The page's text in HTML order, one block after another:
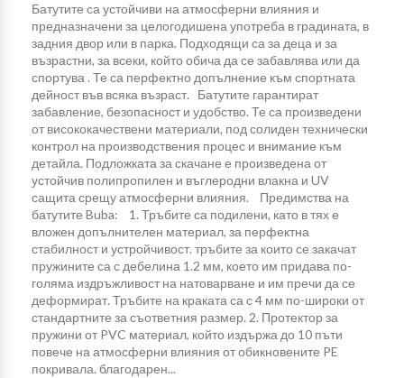
Батутите са устойчиви на атмосферни влияния и
предназначени за целогодишена употреба в градината, в
задния двор или в парка. Подходящи са за деца и за
възрастни, за всеки, който обича да се забавлява или да
спортува . Те са перфектно допълнение към спортната
дейност във всяка възраст. Батутите гарантират
забавление, безопасност и удобство. Те са произведени
от висококачествени материали, под солиден технически
контрол на производствения процес и внимание към
детайла. Подложката за скачане е произведена от
устойчив полипропилен и въглеродни влакна и UV
сащита срещу атмосферни влияния. Предимства на
батутите Buba: 1. Тръбите са подилени, като в тях е
вложен допълнителен материал, за перфектна
стабилност и устройчивост. тръбите за които се закачат
пружините са с дебелина 1.2 мм, което им придава по-
голяма издръжливост на натоварване и им пречи да се
деформират. Тръбите на краката са с 4 мм по-широки от
стандартните за съответния размер. 2. Протектор за
пружини от PVC материал, който издържа до 10 пъти
повече на атмосферни влияния от обикновените PE
покривала. благодарен...